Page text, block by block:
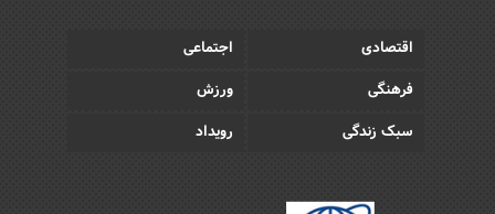
اقتصادی
اجتماعی
فرهنگی
ورزش
سبک زندگی
رویداد